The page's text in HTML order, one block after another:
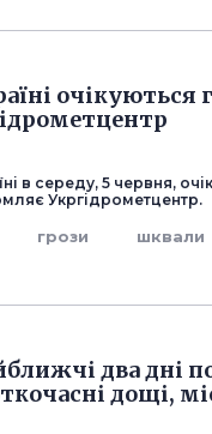
в середу, 5 червня,
Укргідрометцентр.
грози шквали
два дні
дощі,